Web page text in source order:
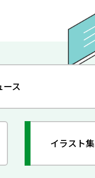
ース
イラスト集